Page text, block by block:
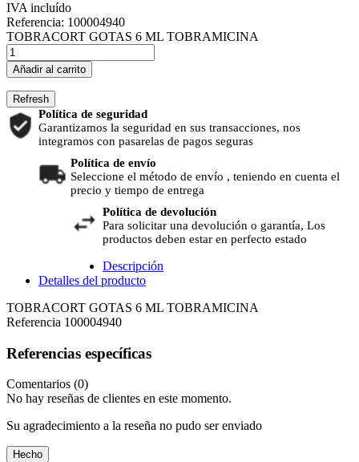
IVA incluído
Referencia: 100004940
TOBRACORT GOTAS 6 ML TOBRAMICINA
Añadir al carrito
Política de seguridad
Garantizamos la seguridad en sus transacciones, nos
integramos con pasarelas de pagos seguras
Política de envío
Seleccione el método de envío , teniendo en cuenta el
precio y tiempo de entrega
Política de devolución
Para solicitar una devolución o garantía, Los
productos deben estar en perfecto estado
Descripción
Detalles del producto
TOBRACORT GOTAS 6 ML TOBRAMICINA
Referencia 100004940
Referencias específicas
Comentarios (0)
No hay reseñas de clientes en este momento.
Su agradecimiento a la reseña no pudo ser enviado
Hecho